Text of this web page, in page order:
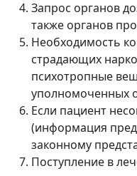
Запрос органов
также органов
Необходимость
страдающих
психотропные
уполномоченных
Если пациент
(информация
законному
Поступление в